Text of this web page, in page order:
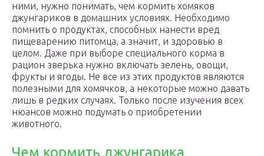
ними, нужно понимать, чем кормить хомяков
джунгариков в домашних условиях. Необходимо
помнить о продуктах, способных нанести вред
пищеварению питомца, а значит, и здоровью в
целом. Даже при выборе специального корма в
рацион зверька нужно включать зелень, овощи,
фрукты и ягоды. Не все из этих продуктов являются
полезными для хомячков, а некоторые можно давать
лишь в редких случаях. Только после изучения всех
нюансов можно подумать о приобретении
животного.
Чем кормить джунгарика